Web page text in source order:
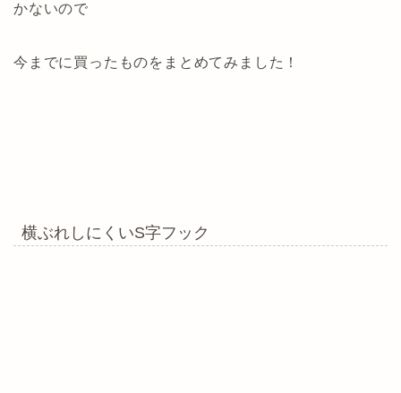
かないので
今までに買ったものをまとめてみました！
横ぶれしにくいS字フック